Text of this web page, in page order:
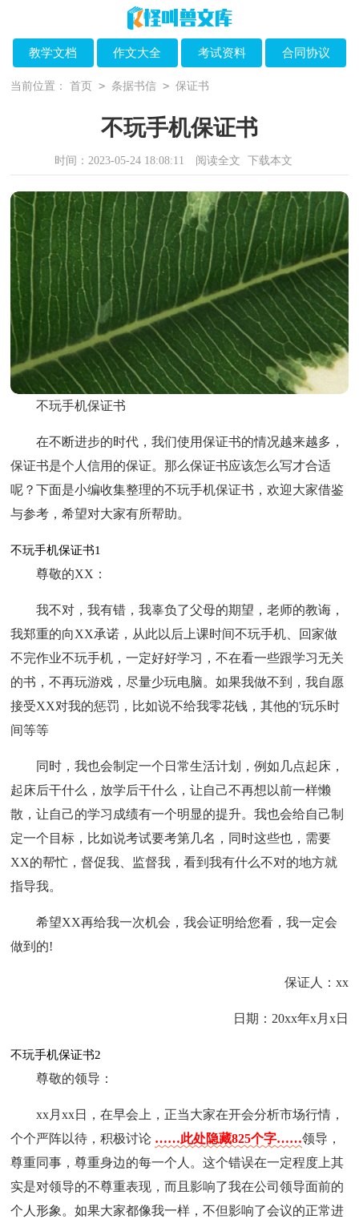
教学文档 作文大全 考试资料 合同协议
当前位置： 首页 > 条据书信 > 保证书
不玩手机保证书
时间：2023-05-24 18:08:11 阅读全文 下载本文
不玩手机保证书
在不断进步的时代，我们使用保证书的情况越来越多，
保证书是个人信用的保证。那么保证书应该怎么写才合适
呢？下面是小编收集整理的不玩手机保证书，欢迎大家借鉴
与参考，希望对大家有所帮助。
不玩手机保证书1
尊敬的ХХ：
我不对，我有错，我辜负了父母的期望，老师的教诲，
我郑重的向ХХ承诺，从此以后上课时间不玩手机、回家做
不完作业不玩手机，一定好好学习，不在看一些跟学习无关
的书，不再玩游戏，尽量少玩电脑。如果我做不到，我自愿
接受ХХ对我的惩罚，比如说不给我零花钱，其他的'玩乐时
间等等
同时，我也会制定一个日常生活计划，例如几点起床，
起床后干什么，放学后干什么，让自己不再想以前一样懒
散，让自己的学习成绩有一个明显的提升。我也会给自己制
定一个目标，比如说考试要考第几名，同时这些也，需要
ХХ的帮忙，督促我、监督我，看到我有什么不对的地方就
指导我。
希望ХХ再给我一次机会，我会证明给您看，我一定会
做到的!
保证人：xx
日期：20xx年x月x日
不玩手机保证书2
尊敬的领导：
xx月xx日，在早会上，正当大家在开会分析市场行情，
个个严阵以待，积极讨论 ……此处隐藏825个字……领导，
尊重同事，尊重身边的每一个人。这个错误在一定程度上其
实是对领导的不尊重表现，而且影响了我在公司领导面前的
个人形象。如果大家都像我一样，不但影响了会议的正常进